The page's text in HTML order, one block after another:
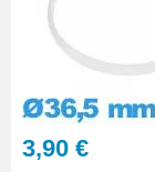
3,90 €